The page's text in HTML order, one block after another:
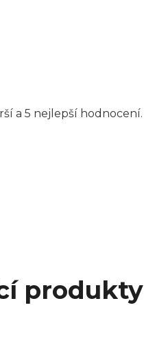
a 5 nejlepší hodnocení.
produkty